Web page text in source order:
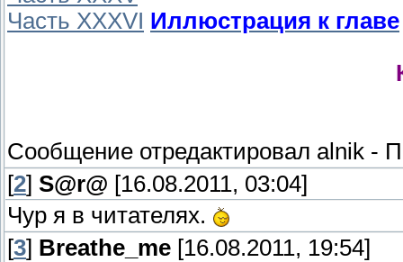
Часть XXXVI Иллюстрация к главе
Сообщение отредактировал alnik -
[2] S@r@ [16.08.2011, 03:04]
Чур я в читателях.
[3] Breathe_me [16.08.2011, 19:54]